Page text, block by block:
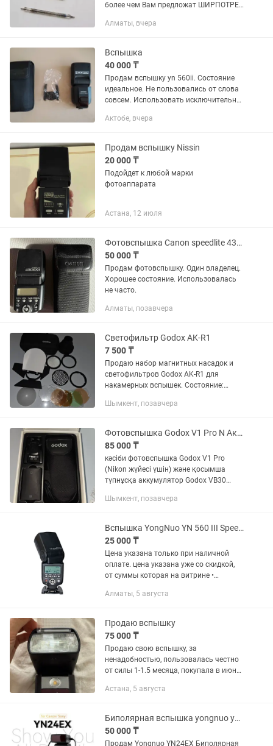
более чем Вам предложат ШИРПОТРЕБ
Отправка в регионы Nikon SB600, Nikon
Алматы, вчера
Вспышка
40 000 ₸
Продам вспышку yn 560ii. Состояние
идеальное. Не пользовались от слова
совсем. Использовать исключительно
комплект не поставляю). В общем
Актобе, вчера
Продам вспышку Nissin
20 000 ₸
Подойдет к любой марки
фотоаппарата
Астана, 12 июля
Фотовспышка Canon speedlite 430ex ii
50 000 ₸
Продам фотовспышку. Один владелец.
Хорошее состояние. Использовалась
не часто.
Алматы, позавчера
Светофильтр Godox AK-R1
7 500 ₸
Продаю набор магнитных насадок и
светофильтров Godox AK-R1 для
накамерных вспышек. Состояние:
рабочем состоянии. Комплект:
(сотовый...
Шымкент, позавчера
Фотовспышка Godox V1 Pro N Аккумулятор Godox VB30
85 000 ₸
кәсіби фотовспышка Godox V1 Pro
(Nikon жүйесі үшін) және қосымша
түпнұсқа аккумулятор Godox VB30
жақсы, мінсіз атқарады. Лампасы
Шымкент, позавчера
Вспышка YongNuo YN 560 III Speedlite Рассрочка Магазин Red Geek
25 000 ₸
Цена указана только при наличной
оплате. цена указана уже со скидкой,
от суммы которая на витрине •
Гарантия -30 дней • Вспышка YongNuo
Алматы, 5 августа
Продаю вспышку
75 000 ₸
Продаю свою вспышку, за
ненадобностью, пользовалась честно
от силы 1-1.5 месяца, покупала в июне,
идеальном состоянии Я уже не
и...
Астана, 5 августа
Биполярная вспышка yongnuo yn24ex
50 000 ₸
Продам Yongnuo YN24EX Биполярная